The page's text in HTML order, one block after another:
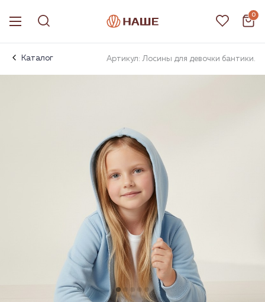
0
Каталог Артикул: Лосины для девочки бантики.